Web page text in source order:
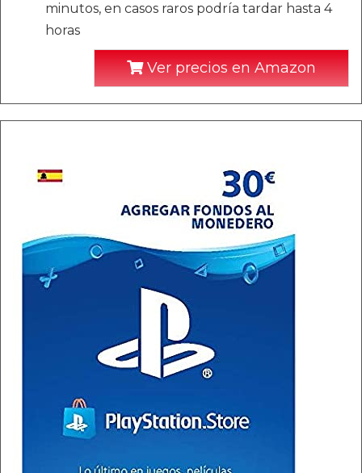
minutos, en casos raros podría tardar hasta 4
horas
Ver precios en Amazon